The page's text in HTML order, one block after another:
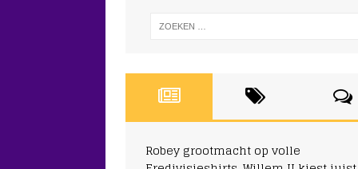
Robey grootmacht op volle